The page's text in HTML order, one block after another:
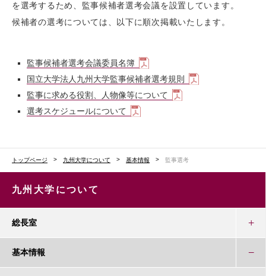
を選考するため、監事候補者選考会議を設置しています。
候補者の選考については、以下に順次掲載いたします。
監事候補者選考会議委員名簿
国立大学法人九州大学監事候補者選考規則
監事に求める役割、人物像等について
選考スケジュールについて
トップページ 九州大学について 基本情報 監事選考
九州大学について
総長室
基本情報